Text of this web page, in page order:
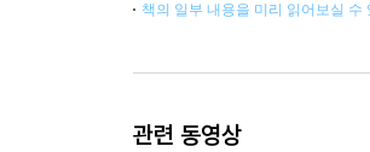
책의 일부 내용을 미리 읽어보실 수
관련 동영상